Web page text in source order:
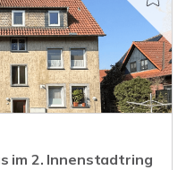
im 2. Innenstadtring